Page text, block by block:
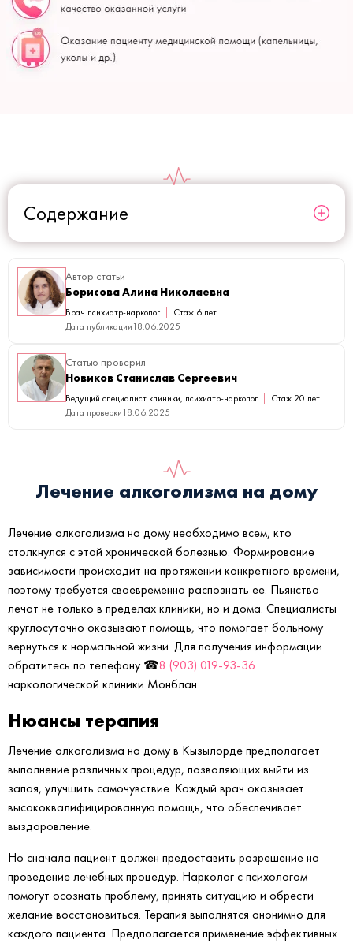
Содержание
Автор статьи
Борисова Алина Николаевна
Врач психиатр-нарколог
Стаж 6 лет
Дата публикации 18.06.2025
Статью проверил
Новиков Станислав Сергеевич
Ведущий специалист клиники, психиатр-нарколог
Стаж 20 лет
Дата проверки 18.06.2025
Лечение алкоголизма на дому
Лечение алкоголизма на дому необходимо всем, кто
столкнулся с этой хронической болезнью. Формирование
зависимости происходит на протяжении конкретного времени,
поэтому требуется своевременно распознать ее. Пьянство
лечат не только в пределах клиники, но и дома. Специалисты
круглосуточно оказывают помощь, что помогает больному
вернуться к нормальной жизни. Для получения информации
обратитесь по телефону ☎8 (903) 019-93-36
наркологической клиники Монблан.
Нюансы терапия
Лечение алкоголизма на дому в Кызылорде предполагает
выполнение различных процедур, позволяющих выйти из
запоя, улучшить самочувствие. Каждый врач оказывает
высококвалифицированную помощь, что обеспечивает
выздоровление.
Но сначала пациент должен предоставить разрешение на
проведение лечебных процедур. Нарколог с психологом
помогут осознать проблему, принять ситуацию и обрести
желание восстановиться. Терапия выполнятся анонимно для
каждого пациента. Предполагается применение эффективных